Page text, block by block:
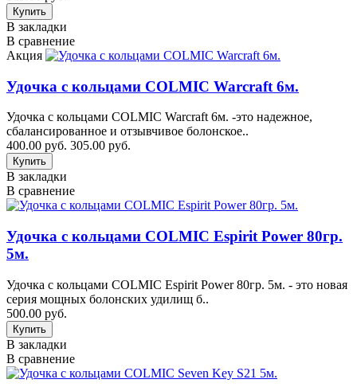
В закладки
В сравнение
Акция
Удочка с кольцами COLMIC Warcraft 6м.
Удочка с кольцами COLMIC Warcraft 6м. -это надежное,
сбалансированное и отзывчивое болонское..
400.00 руб. 305.00 руб.
В закладки
В сравнение
Удочка с кольцами COLMIC Espirit Power 80гр.
5м.
Удочка с кольцами COLMIC Espirit Power 80гр. 5м. - это новая
серия мощных болонских удилищ б..
500.00 руб.
В закладки
В сравнение